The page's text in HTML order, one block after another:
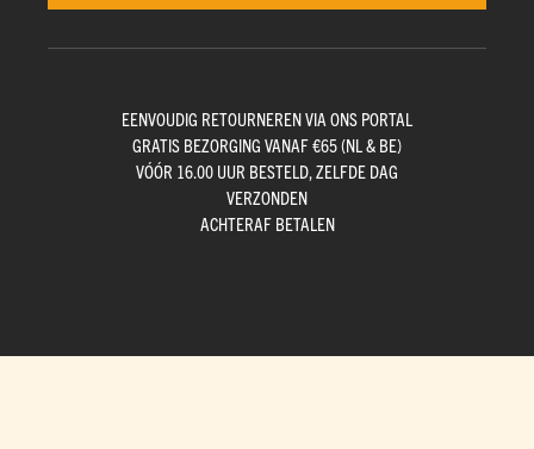
EENVOUDIG RETOURNEREN VIA ONS PORTAL
GRATIS BEZORGING VANAF €65 (NL & BE)
VÓÓR 16.00 UUR BESTELD, ZELFDE DAG
VERZONDEN
ACHTERAF BETALEN